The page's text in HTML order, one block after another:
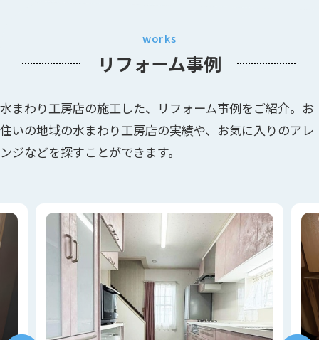
works
リフォーム事例
水まわり工房店の施工した、リフォーム事例をご紹介。お
住いの地域の水まわり工房店の実績や、お気に入りのアレ
ンジなどを探すことができます。